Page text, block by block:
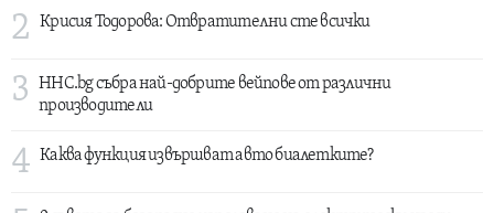
2 Крисия Тодорова: Отвратителни сте всички
3
HHC.bg събра най-добрите вейпове от различни
производители
4 Каква функция извършват авто биалетките?